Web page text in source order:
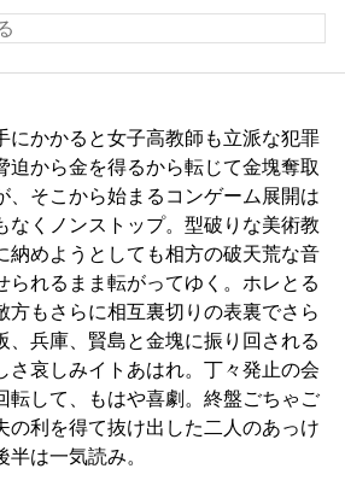
にかかると女子高教師も立派な犯罪
迫から金を得るから転じて金塊奪取
、そこから始まるコンゲーム展開は
なくノンストップ。型破りな美術教
納めようとしても相方の破天荒な音
られるまま転がってゆく。ホレとる
方もさらに相互裏切りの表裏でさら
、兵庫、賢島と金塊に振り回される
さ哀しみイトあはれ。丁々発止の会
転して、もはや喜劇。終盤ごちゃご
の利を得て抜け出した二人のあっけ
半は一気読み。